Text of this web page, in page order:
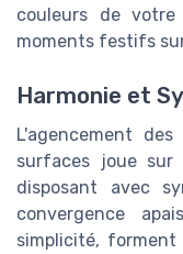
couleurs de
moments festifs
Harmonie et
L'agencement
surfaces joue sur
disposant avec
convergence
simplicité,